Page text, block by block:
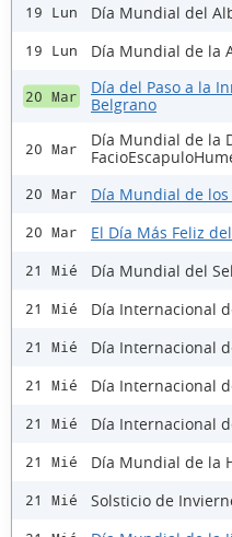
19 Lun Día Mundial del
19 Lun Día Mundial de la
20 Mar
Día del Paso a la
Belgrano
20 Mar
Día Mundial de la
20 Mar Día Mundial de los
20 Mar El Día Más Feliz
21 Mié Día Mundial del
21 Mié Día Internacional
21 Mié Día Internacional
21 Mié Día Internacional
21 Mié Día Internacional
21 Mié Día Mundial de la
21 Mié Solsticio de